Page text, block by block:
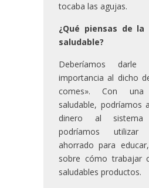
tocaba las agujas.
¿Qué piensas de la
saludable?
Deberíamos darle
importancia al dicho
comes». Con una
saludable, podríamos
dinero al
podríamos
ahorrado para
sobre cómo trabajar
saludables productos.